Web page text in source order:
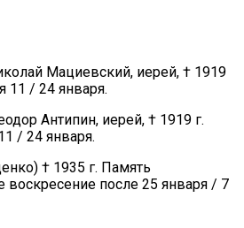
Мациевский, иерей, † 1919
11 / 24 января.
Антипин, иерей, † 1919 г.
/ 24 января.
† 1935 г. Память
воскресение после 25 января / 7